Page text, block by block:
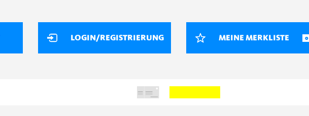
LOGIN/REGISTRIERUNG MEINE MERKLISTE 0